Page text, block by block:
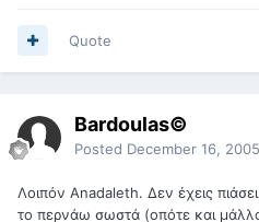
Quote
Bardoulas©
Posted December 16, 2005
Λοιπόν Anadaleth. Δεν έχεις
το περνάω σωστά (οπότε και